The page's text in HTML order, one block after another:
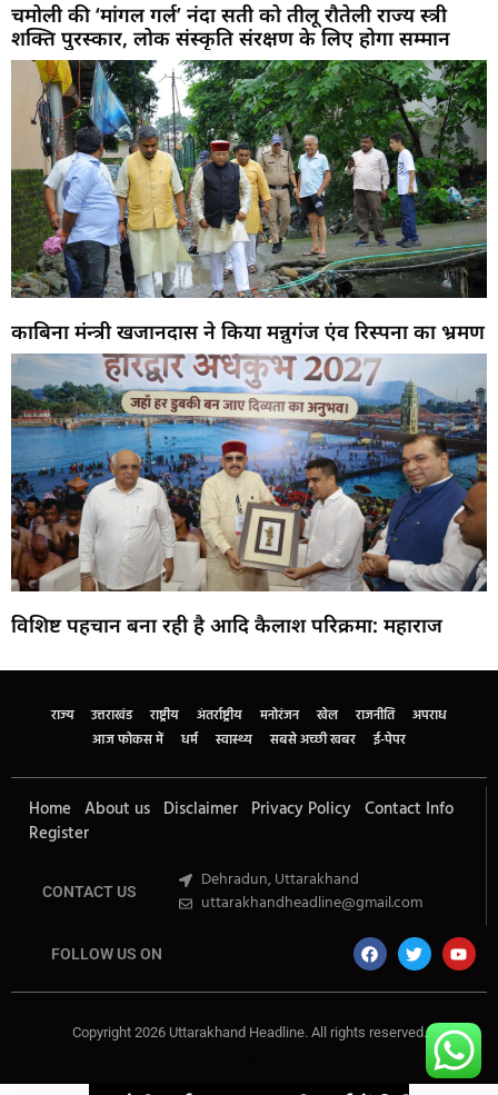
चमोली की ‘मांगल गर्ल’ नंदा सती को तीलू रौतेली राज्य स्त्री
शक्ति पुरस्कार, लोक संस्कृति संरक्षण के लिए होगा सम्मान
काबिना मंन्त्री खजानदास ने किया मन्नुगंज एंव रिस्पना का भ्रमण
विशिष्ट पहचान बना रही है आदि कैलाश परिक्रमा: महाराज
राज्य उत्तराखंड राष्ट्रीय अंतर्राष्ट्रीय मनोरंजन खेल राजनीति
अपराध
आज फोकस में
धर्म स्वास्थ्य सबसे अच्छी खबर ई-पेपर
Home About us Disclaimer Privacy Policy Contact Info
Register
CONTACT US
Dehradun, Uttarakhand
uttarakhandheadline@gmail.com
FOLLOW US ON
Copyright 2026 Uttarakhand Headline. All rights reserved.